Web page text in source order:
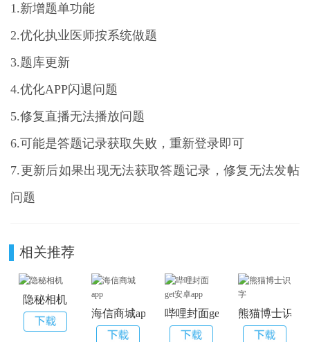
1.新增题单功能
2.优化执业医师按系统做题
3.题库更新
4.优化APP闪退问题
5.修复直播无法播放问题
6.可能是答题记录获取失败，重新登录即可
7.更新后如果出现无法获取答题记录，修复无法发帖
问题
相关推荐
隐秘相机
海信商城app
哔哩封面get安卓app熊猫博士识字